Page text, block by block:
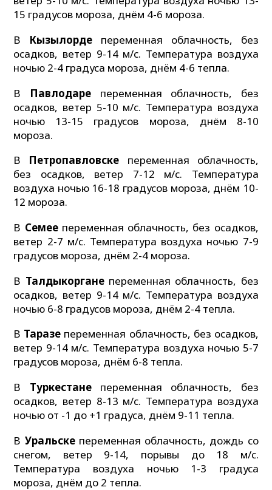
15 градусов мороза, днём 4-6 мороза.
В Кызылорде переменная облачность, без
осадков, ветер 9-14 м/с. Температура воздуха
ночью 2-4 градуса мороза, днём 4-6 тепла.
В Павлодарепеременная облачность, без
осадков, ветер 5-10 м/с. Температура воздуха
ночью 13-15 градусов мороза, днём 8-10
мороза.
В Петропавловске переменная облачность,
без осадков, ветер 7-12 м/с. Температура
воздуха ночью 16-18 градусов мороза, днём 10-
12 мороза.
В Семеепеременная облачность, без осадков,
ветер 2-7 м/с. Температура воздуха ночью 7-9
градусов мороза, днём 2-4 мороза.
В Талдыкорганепеременная облачность, без
осадков, ветер 9-14 м/с. Температура воздуха
ночью 6-8 градусов мороза, днём 2-4 тепла.
В Таразе переменная облачность, без осадков,
ветер 9-14 м/с. Температура воздуха ночью 5-7
градусов мороза, днём 6-8 тепла.
В Туркестанепеременная облачность, без
осадков, ветер 8-13 м/с. Температура воздуха
ночью от -1 до +1 градуса, днём 9-11 тепла.
В Уральскепеременная облачность, дождь со
снегом, ветер 9-14, порывы до 18 м/с.
Температура воздуха ночью 1-3 градуса
мороза, днём до 2 тепла.